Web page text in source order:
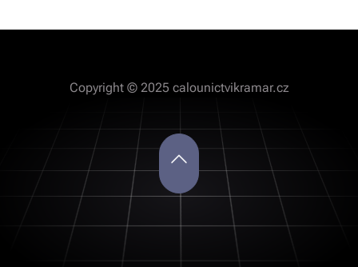
Copyright © 2025 calounictvikramar.cz